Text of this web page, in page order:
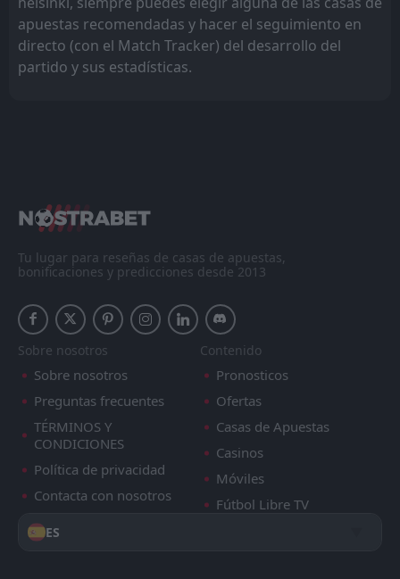
apuestas recomendadas y hacer el seguimiento en
directo (con el Match Tracker) del desarrollo del
partido y sus estadísticas.
Tu lugar para reseñas de casas de apuestas,
bonificaciones y predicciones desde 2013
Sobre nosotros
Sobre nosotros
Preguntas frecuentes
TÉRMINOS Y
CONDICIONES
Política de privacidad
Contacta con nosotros
Contenido
Pronosticos
Ofertas
Casas de Apuestas
Casinos
Móviles
Fútbol Libre TV
ES